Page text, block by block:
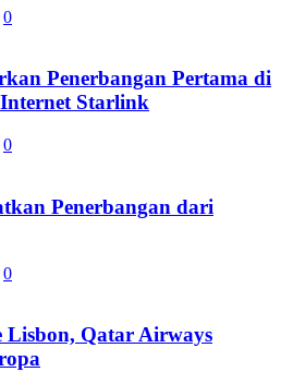
0
Penerbangan Pertama di
Starlink
0
Penerbangan dari
0
Lisbon, Qatar Airways